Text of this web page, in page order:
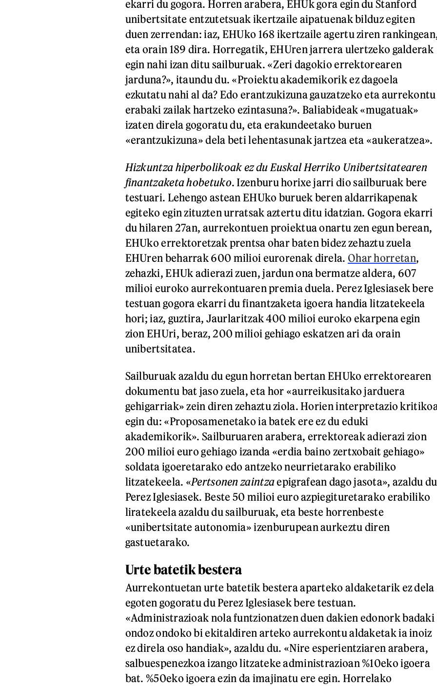
ekarri du gogora. Horren arabera, EHUk gora egin du Stanford
unibertsitate entzutetsuak ikertzaile aipatuenak bilduz egiten
duen zerrendan: iaz, EHUko 168 ikertzaile agertu ziren
eta orain 189 dira. Horregatik, EHUren jarrera ulertzeko galderak
egin nahi izan ditu sailburuak. «Zeri dagokio errektorearen
jarduna?», itaundu du. «Proiektu akademikorik ez dagoela
ezkutatu nahi al da? Edo erantzukizuna gauzatzeko eta aurrekontu
erabaki zailak hartzeko ezintasuna?». Baliabideak «mugatuak»
izaten direla gogoratu du, eta erakundeetako buruen
«erantzukizuna» dela beti lehentasunak jartzea eta «aukeratzea».
Hizkuntza hiperbolikoak ez du Euskal Herriko Unibertsitatearen
finantzaketa hobetuko. Izenburu horixe jarri dio sailburuak bere
testuari. Lehengo astean EHUko buruek beren aldarrikapenak
egiteko egin zituzten urratsak aztertu ditu idatzian. Gogora ekarri
du hilaren 27an, aurrekontuen proiektua onartu zen egun berean,
EHUko errektoretzak prentsa ohar baten bidez zehaztu zuela
EHUren beharrak 600 milioi eurorenak direla. Ohar horretan,
zehazki, EHUk adierazi zuen, jardun ona bermatze aldera, 607
milioi euroko aurrekontuaren premia duela. Perez Iglesiasek bere
testuan gogora ekarri du finantzaketa igoera handia litzatekeela
hori; iaz, guztira, Jaurlaritzak 400 milioi euroko ekarpena egin
zion EHUri, beraz, 200 milioi gehiago eskatzen ari da orain
unibertsitatea.
Sailburuak azaldu du egun horretan bertan EHUko errektorearen
dokumentu bat jaso zuela, eta hor «aurreikusitako jarduera
gehigarriak» zein diren zehaztu ziola. Horien interpretazio
egin du: «Proposamenetako ia batek ere ez du eduki
akademikorik». Sailburuaren arabera, errektoreak adierazi zion
200 milioi euro gehiago izanda «erdia baino zertxobait gehiago»
soldata igoeretarako edo antzeko neurrietarako erabiliko
litzatekeela. «Pertsonen zaintzaepigrafean dago jasota», azaldu du
Perez Iglesiasek. Beste 50 milioi euro azpiegituretarako erabiliko
liratekeela azaldu du sailburuak, eta beste horrenbeste
«unibertsitate autonomia» izenburupean aurkeztu diren
gastuetarako.
Urte batetik bestera
Aurrekontuetan urte batetik bestera aparteko aldaketarik ez dela
egoten gogoratu du Perez Iglesiasek bere testuan.
«Administrazioak nola funtzionatzen duen dakien edonork badaki
ondoz ondoko bi ekitaldiren arteko aurrekontu aldaketak ia inoiz
ez direla oso handiak», azaldu du. «Nire esperientziaren arabera,
salbuespenezkoa izango litzateke administrazioan %10eko igoera
bat. %50eko igoera ezin da imajinatu ere egin. Horrelako